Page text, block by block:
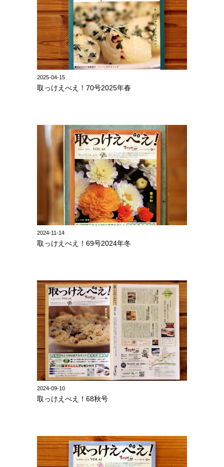
2025-04-15
取っけえべえ！70号2025年春
2024-11-14
取っけえべえ！69号2024年冬
2024-09-10
取っけえべえ！68秋号